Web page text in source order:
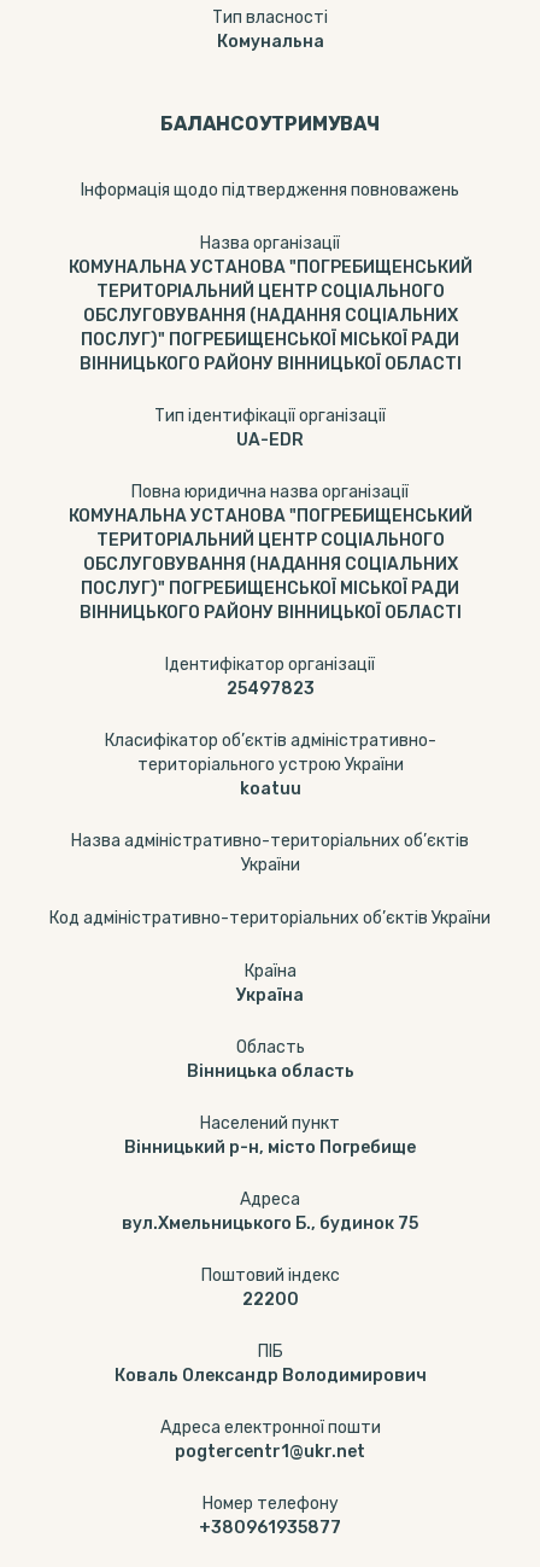
Тип власності
Комунальна
БАЛАНСОУТРИМУВАЧ
Інформація щодо підтвердження повноважень
Назва організації
КОМУНАЛЬНА УСТАНОВА "ПОГРЕБИЩЕНСЬКИЙ
ТЕРИТОРІАЛЬНИЙ ЦЕНТР СОЦІАЛЬНОГО
ОБСЛУГОВУВАННЯ (НАДАННЯ СОЦІАЛЬНИХ
ПОСЛУГ)" ПОГРЕБИЩЕНСЬКОЇ МІСЬКОЇ РАДИ
ВІННИЦЬКОГО РАЙОНУ ВІННИЦЬКОЇ ОБЛАСТІ
Тип ідентифікації організації
UA-EDR
Повна юридична назва організації
КОМУНАЛЬНА УСТАНОВА "ПОГРЕБИЩЕНСЬКИЙ
ТЕРИТОРІАЛЬНИЙ ЦЕНТР СОЦІАЛЬНОГО
ОБСЛУГОВУВАННЯ (НАДАННЯ СОЦІАЛЬНИХ
ПОСЛУГ)" ПОГРЕБИЩЕНСЬКОЇ МІСЬКОЇ РАДИ
ВІННИЦЬКОГО РАЙОНУ ВІННИЦЬКОЇ ОБЛАСТІ
Ідентифікатор організації
25497823
Класифікатор об’єктів адміністративно-
територіального устрою України
koatuu
Назва адміністративно-територіальних об’єктів
України
Код адміністративно-територіальних об’єктів України
Країна
Україна
Область
Вінницька область
Населений пункт
Вінницький р-н, місто Погребище
Адреса
вул.Хмельницького Б., будинок 75
Поштовий індекс
22200
ПІБ
Коваль Олександр Володимирович
Адреса електронної пошти
pogtercentr1@ukr.net
Номер телефону
+380961935877